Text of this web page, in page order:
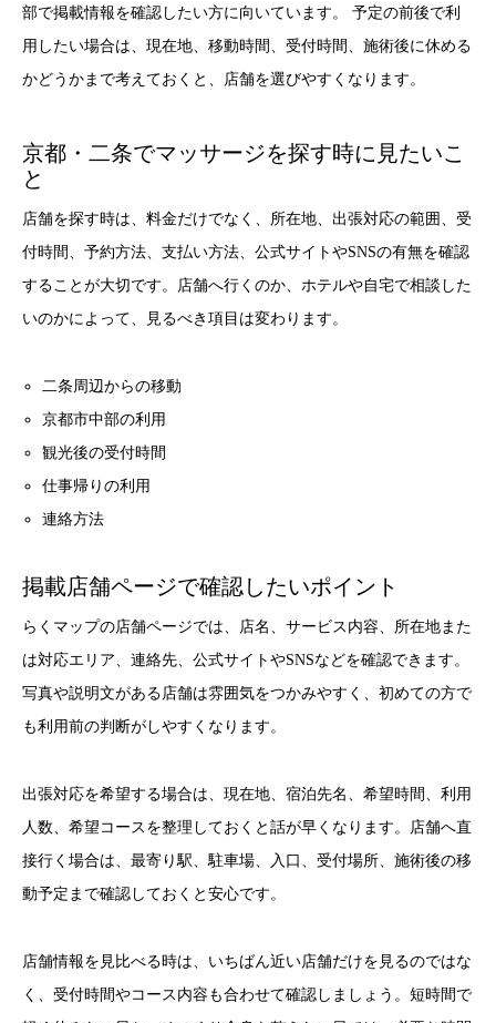
部で掲載情報を確認したい方に向いています。 予定の前後で利
用したい場合は、現在地、移動時間、受付時間、施術後に休める
かどうかまで考えておくと、店舗を選びやすくなります。
京都・二条でマッサージを探す時に見たいこ
と
店舗を探す時は、料金だけでなく、所在地、出張対応の範囲、受
付時間、予約方法、支払い方法、公式サイトやSNSの有無を確認
することが大切です。店舗へ行くのか、ホテルや自宅で相談した
いのかによって、見るべき項目は変わります。
二条周辺からの移動
京都市中部の利用
観光後の受付時間
仕事帰りの利用
連絡方法
掲載店舗ページで確認したいポイント
らくマップの店舗ページでは、店名、サービス内容、所在地また
は対応エリア、連絡先、公式サイトやSNSなどを確認できます。
写真や説明文がある店舗は雰囲気をつかみやすく、初めての方で
も利用前の判断がしやすくなります。
出張対応を希望する場合は、現在地、宿泊先名、希望時間、利用
人数、希望コースを整理しておくと話が早くなります。店舗へ直
接行く場合は、最寄り駅、駐車場、入口、受付場所、施術後の移
動予定まで確認しておくと安心です。
店舗情報を見比べる時は、いちばん近い店舗だけを見るのではな
く、受付時間やコース内容も合わせて確認しましょう。短時間で